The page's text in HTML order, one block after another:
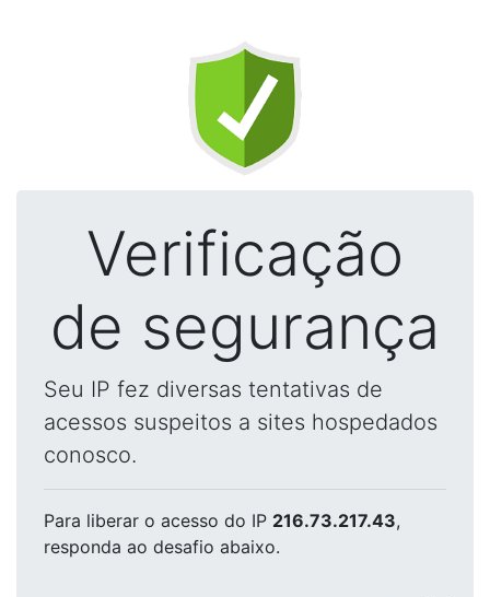
Verificação
de segurança
Seu IP fez diversas tentativas de
acessos suspeitos a sites hospedados
conosco.
Para liberar o acesso do IP 216.73.217.43,
responda ao desafio abaixo.